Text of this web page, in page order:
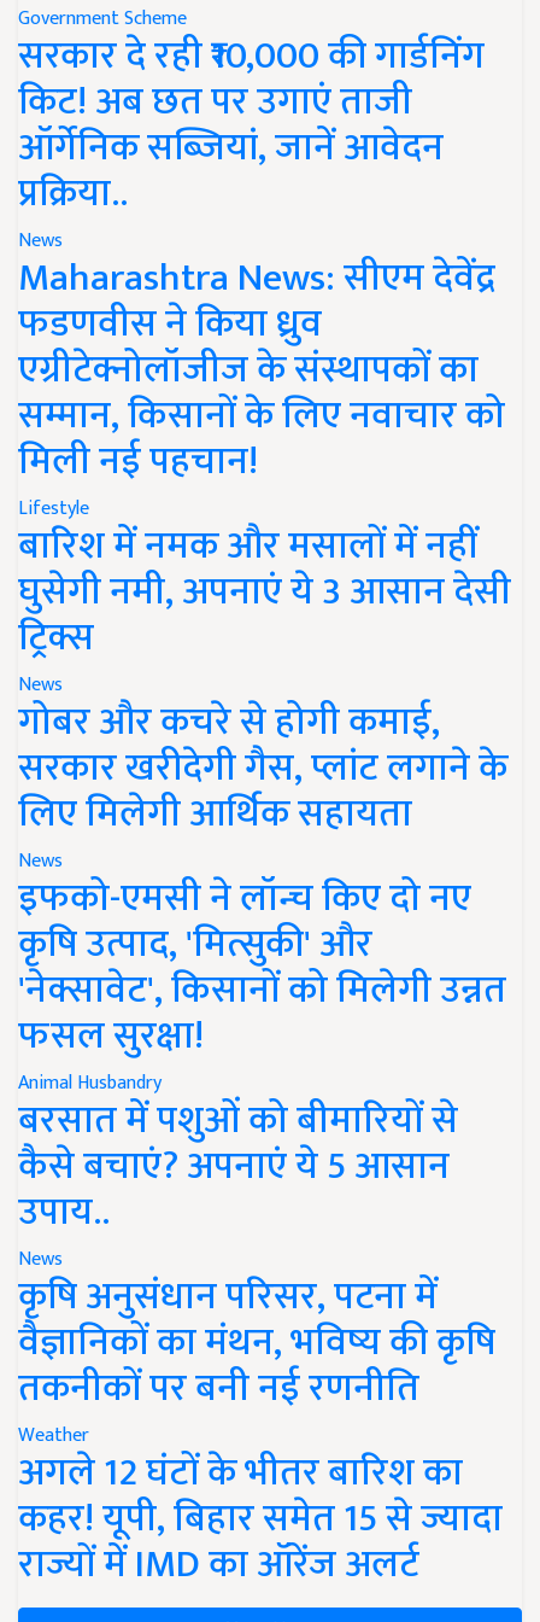
Government Scheme
सरकार दे रही ₹10,000 की गार्डनिंग
किट! अब छत पर उगाएं ताजी
ऑर्गेनिक सब्जियां, जानें आवेदन
प्रक्रिया..
News
Maharashtra News: सीएम देवेंद्र
फडणवीस ने किया ध्रुव
एग्रीटेक्नोलॉजीज के संस्थापकों का
सम्मान, किसानों के लिए नवाचार को
मिली नई पहचान!
Lifestyle
बारिश में नमक और मसालों में नहीं
घुसेगी नमी, अपनाएं ये 3 आसान देसी
ट्रिक्स
News
गोबर और कचरे से होगी कमाई,
सरकार खरीदेगी गैस, प्लांट लगाने के
लिए मिलेगी आर्थिक सहायता
News
इफको-एमसी ने लॉन्च किए दो नए
कृषि उत्पाद, 'मित्सुकी' और
'नेक्सावेट', किसानों को मिलेगी उन्नत
फसल सुरक्षा!
Animal Husbandry
बरसात में पशुओं को बीमारियों से
कैसे बचाएं? अपनाएं ये 5 आसान
उपाय..
News
कृषि अनुसंधान परिसर, पटना में
वैज्ञानिकों का मंथन, भविष्य की कृषि
तकनीकों पर बनी नई रणनीति
Weather
अगले 12 घंटों के भीतर बारिश का
कहर! यूपी, बिहार समेत 15 से ज्यादा
राज्यों में IMD का ऑरेंज अलर्ट